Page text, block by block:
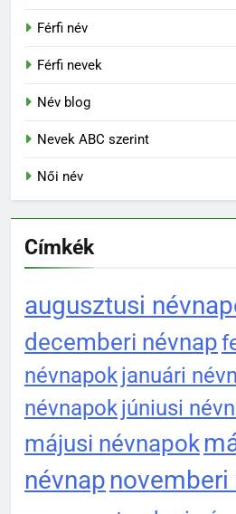
Férfi név
Férfi nevek
Név blog
Nevek ABC szerint
Női név
Címkék
augusztusi
decemberi névnap
névnapokjanuári
névnapokjúniusi
májusi névnapok
névnap novemberi